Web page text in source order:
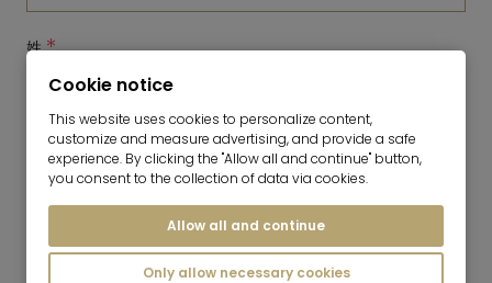
姓*
電子メール*
Cookie notice
This website uses cookies to personalize content,
customize and measure advertising, and provide a safe
experience. By clicking the "Allow all and continue" button,
you consent to the collection of data via cookies.
Allow all and continue
Only allow necessary cookies